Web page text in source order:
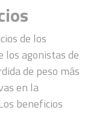
de los
los agonistas de
de peso más
en la
beneficios